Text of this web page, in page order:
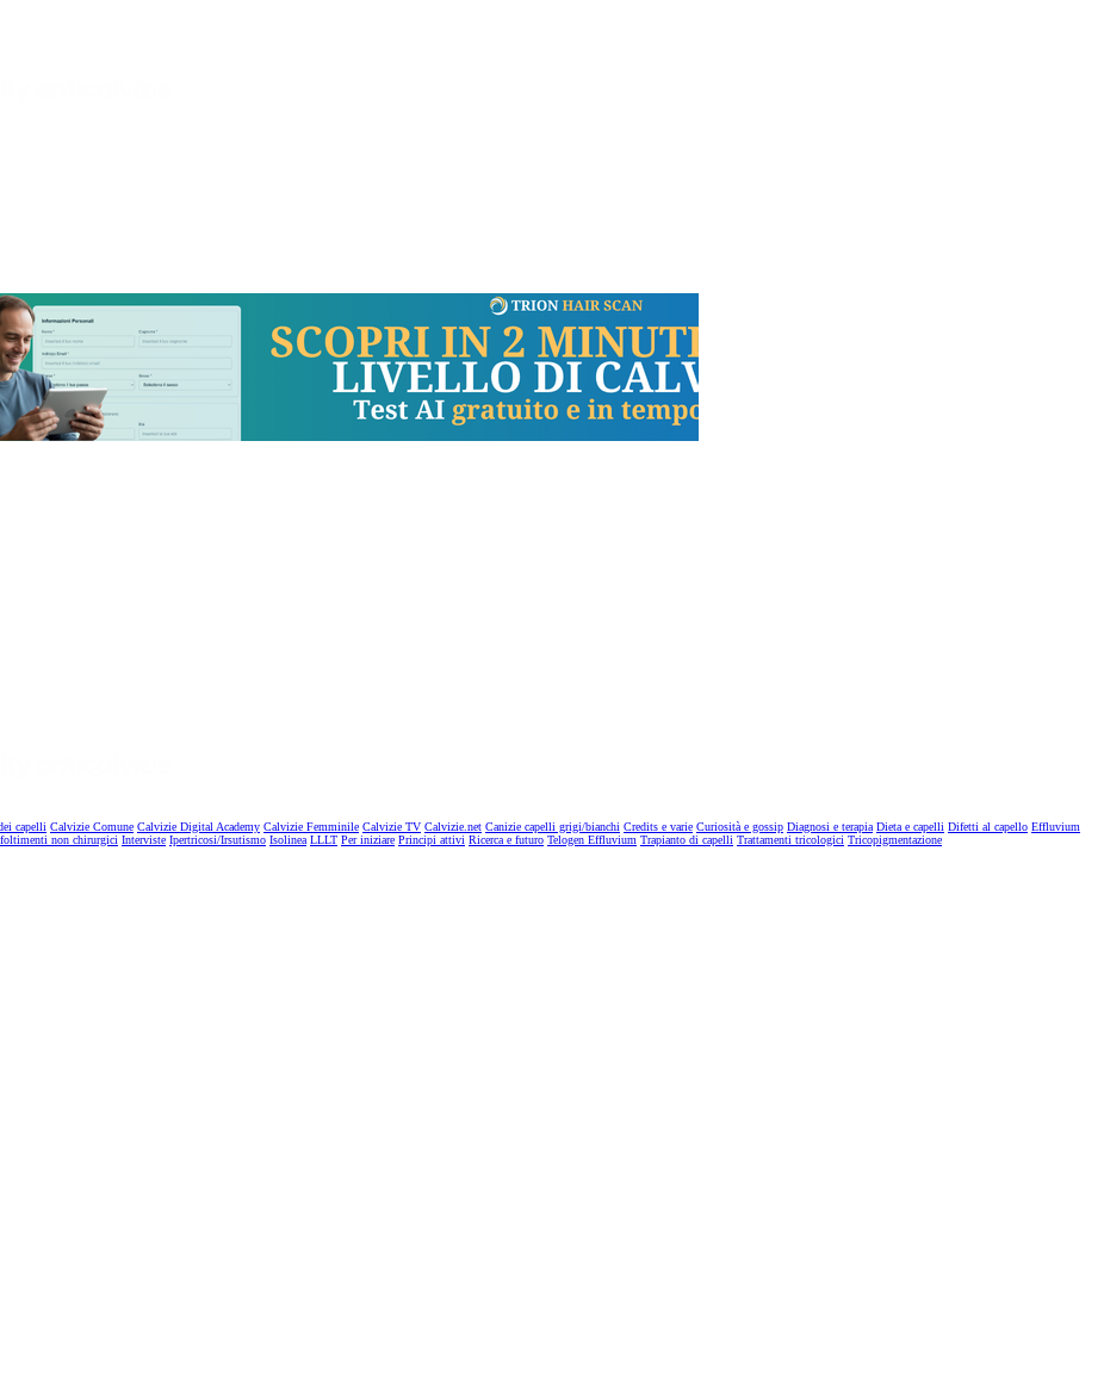
capelli Calvizie Comune Calvizie Digital Academy Calvizie Femminile Calvizie TV Calvizie.net Canizie capelli grigi/bianchi Credits e varie Curiosità e gossip Diagnosi e terapia Dieta e capelli Difetti al capello Effluvium
non chirurgici Interviste Ipertricosi/Irsutismo Isolinea LLLT Per iniziare Principi attivi Ricerca e futuro Telogen Effluvium Trapianto di capelli Trattamenti tricologici Tricopigmentazione